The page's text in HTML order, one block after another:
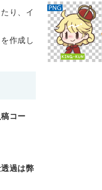
り、イ
作成し
コー
過は弊